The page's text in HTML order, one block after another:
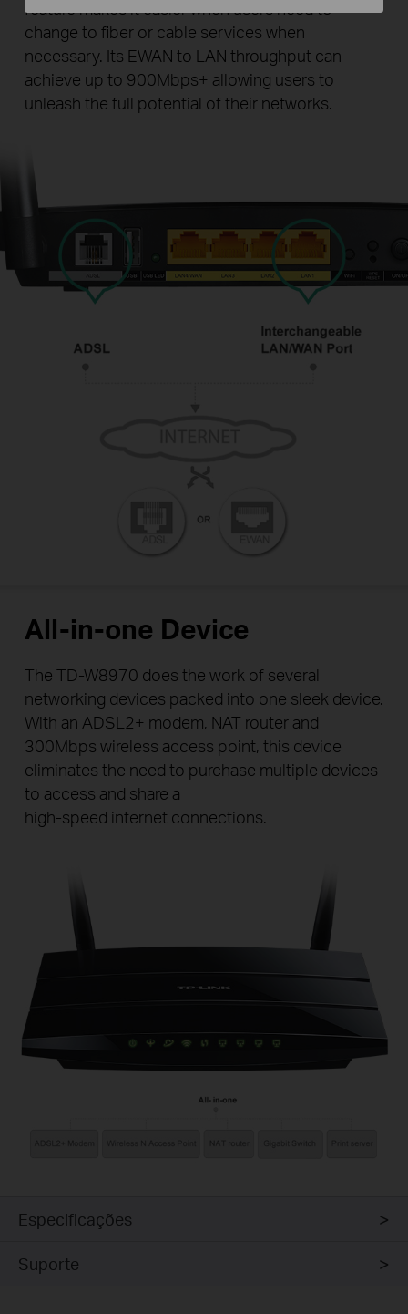
feature makes it easier when users need to
change to fiber or cable services when
necessary. Its EWAN to LAN throughput can
achieve up to 900Mbps+ allowing users to
unleash the full potential of their networks.
All-in-one Device
The TD-W8970 does the work of several
networking devices packed into one sleek device.
With an ADSL2+ modem, NAT router and
300Mbps wireless access point, this device
eliminates the need to purchase multiple devices
to access and share a
high-speed internet connections.
Especificações
Suporte